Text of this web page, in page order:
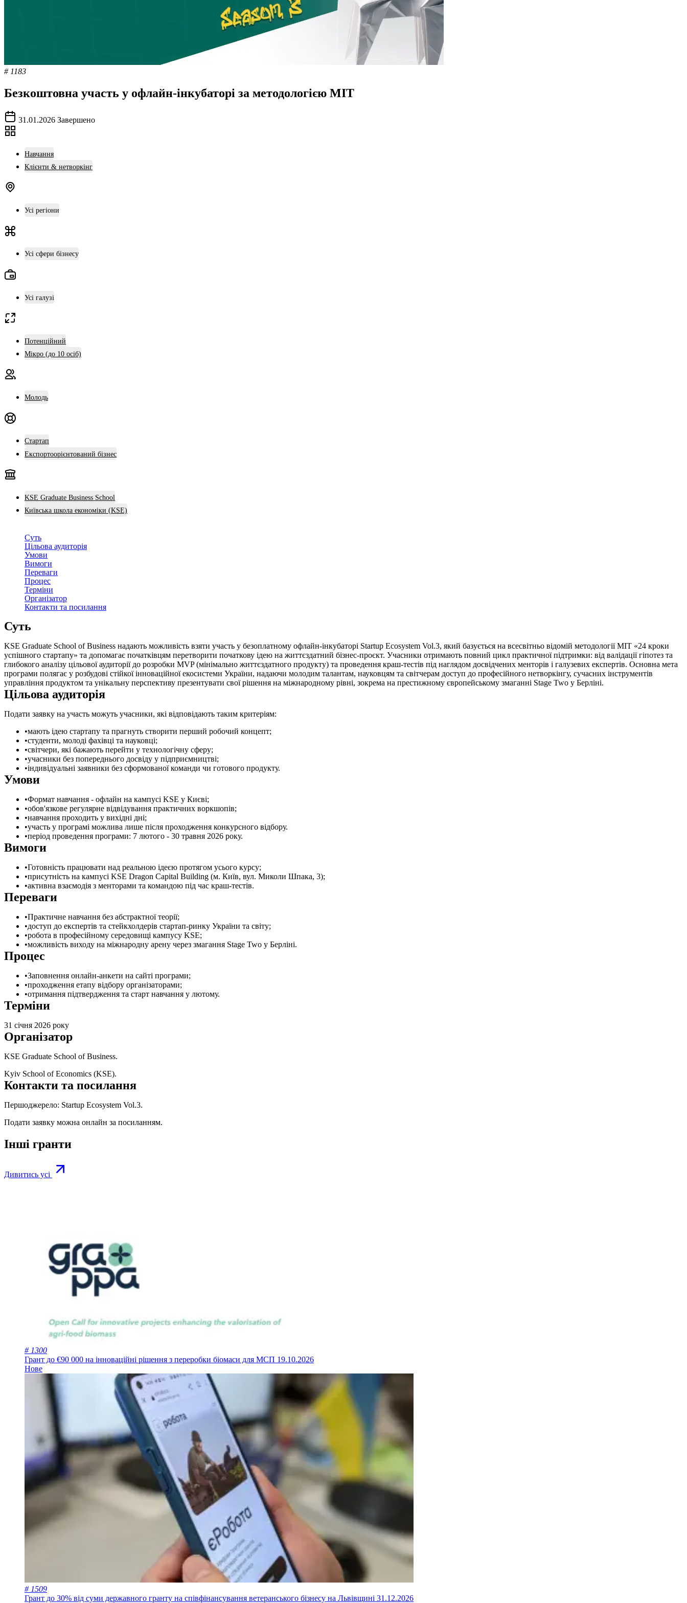
# 1183
Безкоштовна участь у офлайн-інкубаторі за методологією MIT
31.01.2026 Завершено
Навчання
Клієнти & нетворкінг
Усі регіони
Усі сфери бізнесу
Усі галузі
Потенційний
Мікро (до 10 осіб)
Молодь
Стартап
Експортоорієнтований бізнес
KSE Graduate Business School
Київська школа економіки (KSE)
Суть
Цільова аудиторія
Умови
Вимоги
Переваги
Процес
Терміни
Організатор
Контакти та посилання
Суть
KSE Graduate School of Business надають можливість взяти участь у безоплатному офлайн-інкубаторі Startup Ecosystem Vol.3, який базується на всесвітньо відомій методології MIT «24 кроки
успішного стартапу» та допомагає початківцям перетворити початкову ідею на життєздатний бізнес-проєкт. Учасники отримають повний цикл практичної підтримки: від валідації гіпотез та
глибокого аналізу цільової аудиторії до розробки MVP (мінімально життєздатного продукту) та проведення краш-тестів під наглядом досвідчених менторів і галузевих експертів. Основна мета
програми полягає у розбудові стійкої інноваційної екосистеми України, надаючи молодим талантам, науковцям та світчерам доступ до професійного нетворкінгу, сучасних інструментів
управління продуктом та унікальну перспективу презентувати свої рішення на міжнародному рівні, зокрема на престижному європейському змаганні Stage Two у Берліні.
Цільова аудиторія
Подати заявку на участь можуть учасники, які відповідають таким критеріям:
мають ідею стартапу та прагнуть створити перший робочий концепт;
студенти, молоді фахівці та науковці;
світчери, які бажають перейти у технологічну сферу;
учасники без попереднього досвіду у підприємництві;
індивідуальні заявники без сформованої команди чи готового продукту.
Умови
Формат навчання - офлайн на кампусі KSE у Києві;
обов'язкове регулярне відвідування практичних воркшопів;
навчання проходить у вихідні дні;
участь у програмі можлива лише після проходження конкурсного відбору.
період проведення програми: 7 лютого - 30 травня 2026 року.
Вимоги
Готовність працювати над реальною ідеєю протягом усього курсу;
присутність на кампусі KSE Dragon Capital Building (м. Київ, вул. Миколи Шпака, 3);
активна взаємодія з менторами та командою під час краш-тестів.
Переваги
Практичне навчання без абстрактної теорії;
доступ до експертів та стейкхолдерів стартап-ринку України та світу;
робота в професійному середовищі кампусу KSE;
можливість виходу на міжнародну арену через змагання Stage Two у Берліні.
Процес
Заповнення онлайн-анкети на сайті програми;
проходження етапу відбору організаторами;
отримання підтвердження та старт навчання у лютому.
Терміни
31 січня 2026 року
Організатор
KSE Graduate School of Business.
Kyiv School of Economics (KSE).
Контакти та посилання
Першоджерело: Startup Ecosystem Vol.3.
Подати заявку можна онлайн за посиланням.
Інші гранти
Дивитись усі
# 1300
Грант до €90 000 на інноваційні рішення з переробки біомаси для МСП 19.10.2026
Нове
# 1509
Грант до 30% від суми державного гранту на співфінансування ветеранського бізнесу на Львівщині 31.12.2026